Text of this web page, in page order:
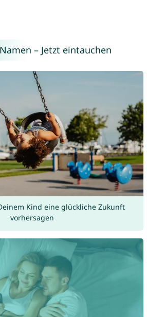
– Jetzt eintauchen
Kind eine glückliche Zukunft
vorhersagen